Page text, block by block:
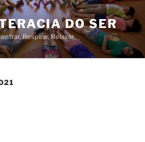
DO SER
Respirar, Relaxar